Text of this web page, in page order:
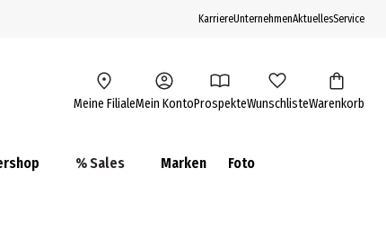
KarriereUnternehmenAktuellesService
Meine FilialeMein KontoProspekteWunschlisteWarenkorb
% Sales Marken Foto